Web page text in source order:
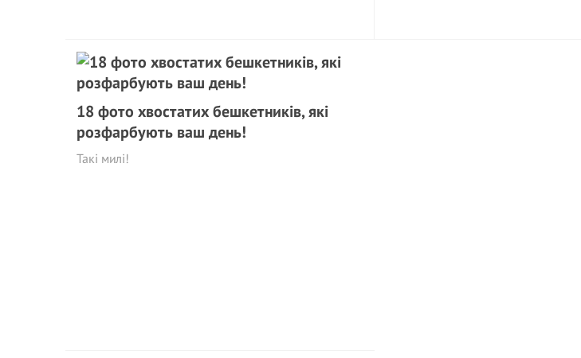
18 фото хвостатих бешкетників, які
розфарбують ваш день!
Такі милі!